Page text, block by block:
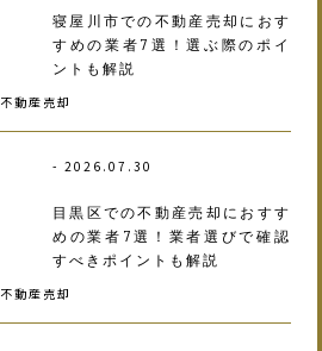
寝屋川市での不動産売却におす
すめの業者7選！選ぶ際のポイ
ントも解説
不動産売却
2026.07.30
目黒区での不動産売却におすす
めの業者7選！業者選びで確認
すべきポイントも解説
不動産売却